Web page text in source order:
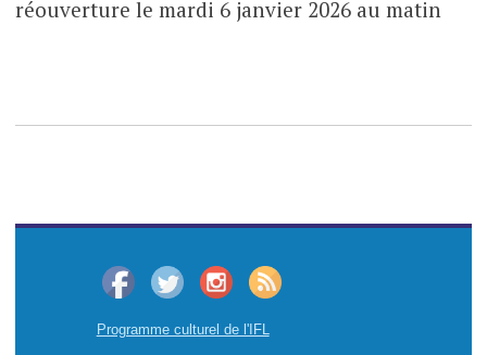
réouverture le mardi 6 janvier 2026 au matin
Programme culturel de l'IFL